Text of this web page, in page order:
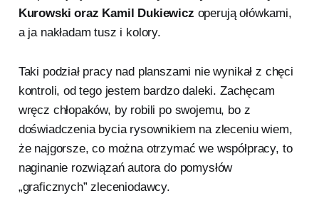
Kurowski oraz Kamil Dukiewicz operują ołówkami,
a ja nakładam tusz i kolory.
Taki podział pracy nad planszami nie wynikał z chęci
kontroli, od tego jestem bardzo daleki. Zachęcam
wręcz chłopaków, by robili po swojemu, bo z
doświadczenia bycia rysownikiem na zleceniu wiem,
że najgorsze, co można otrzymać we współpracy, to
naginanie rozwiązań autora do pomysłów
„graficznych” zleceniodawcy.